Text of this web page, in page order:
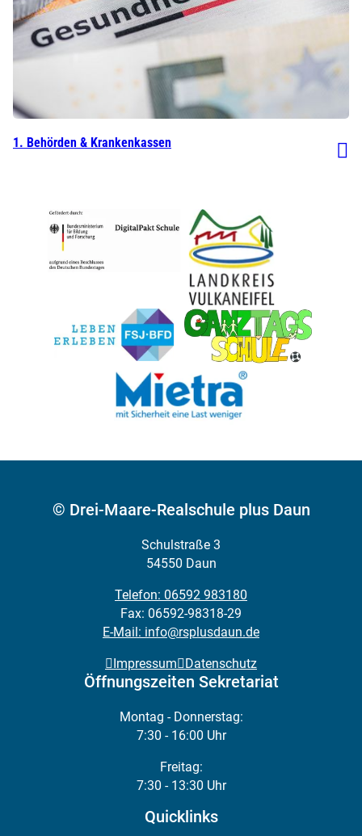
1. Behörden & Krankenkassen
© Drei-Maare-Realschule plus Daun
Schulstraße 3
54550 Daun
Telefon: 06592 983180
Fax: 06592-98318-29
E-Mail: info@rsplusdaun.de
Impressum Datenschutz
Öffnungszeiten Sekretariat
Montag - Donnerstag:
7:30 - 16:00 Uhr
Freitag:
7:30 - 13:30 Uhr
Quicklinks